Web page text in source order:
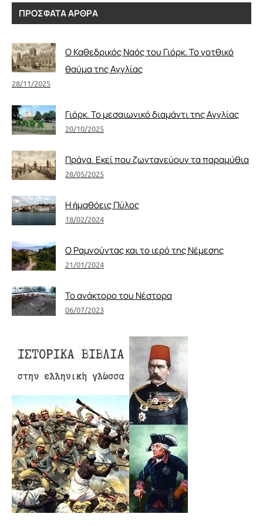
ΠΡΟΣΦΑΤΑ ΑΡΘΡΑ
Ο Καθεδρικός Ναός του Γιόρκ. Το γοτθικό
θαύμα της Αγγλίας
28/11/2025
Γιόρκ. Το μεσαιωνικό διαμάντι της Αγγλίας
20/10/2025
Πράγα. Εκεί που ζωντανεύουν τα παραμύθια
28/05/2025
Η ἠμαθόεις Πύλος
18/02/2024
Ο Ραμνούντας και το ιερό της Νέμεσης
21/01/2024
Το ανάκτορο του Νέστορα
06/07/2023